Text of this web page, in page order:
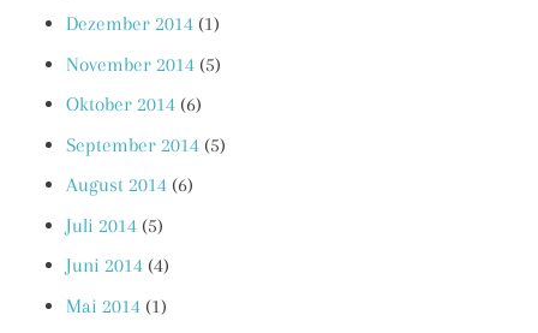
Dezember 2014 (1)
November 2014 (5)
Oktober 2014 (6)
September 2014 (5)
August 2014 (6)
Juli 2014 (5)
Juni 2014 (4)
Mai 2014 (1)